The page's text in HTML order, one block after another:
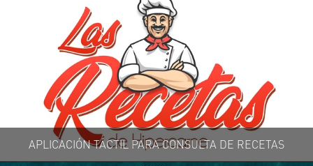
APLICACIÓN TÁCTIL PARA CONSULTA DE RECETAS